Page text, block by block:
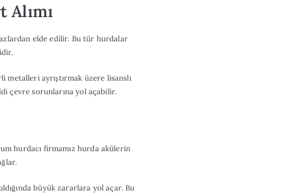
elde edilir. Bu tür hurdalar
metalleri ayrıştırmak üzere lisanslı
çevre sorunlarına yol açabilir.
hurdacı firmamız hurda akülerin
büyük zararlara yol açar. Bu